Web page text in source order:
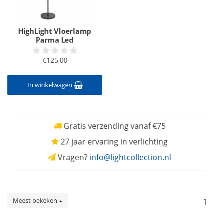
HighLight Vloerlamp
Parma Led
€125,00
In winkelwagen
Gratis verzending vanaf €75
27 jaar ervaring in verlichting
Vragen? info@lightcollection.nl
Meest bekeken 1